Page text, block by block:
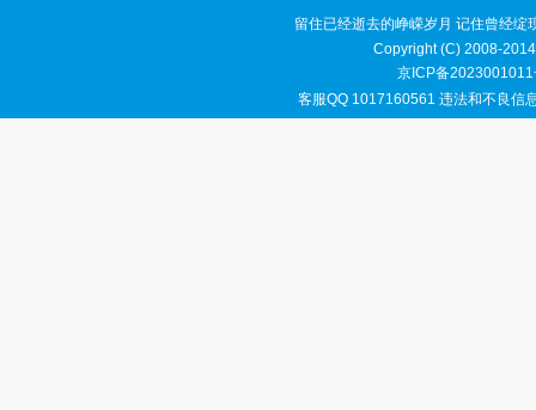
留住已经逝去的峥嵘岁月 记住曾经绽
Copyright (C) 2008-
京ICP备
客服QQ 1017160561 违法和不良信